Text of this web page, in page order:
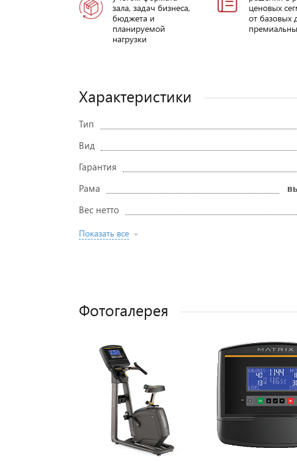
зала, задач бизнеса,
бюджета и
планируемой
нагрузки
ценовых
от базовых
Характеристики
Тип
Вид
Гарантия
Рама
Вес нетто
Показать все
Фотогалерея